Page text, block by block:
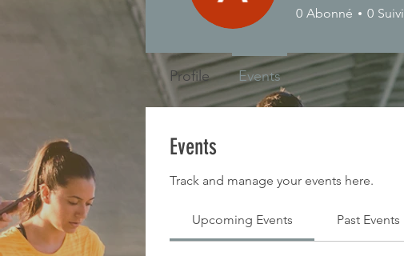
Events
Track and manage your events here.
Upcoming Events Past Events
0 Abonné 0 Suivi
Profile Events